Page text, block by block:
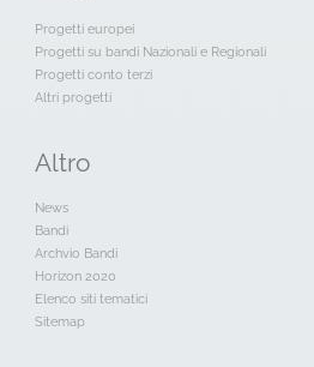
Progetti europei
Progetti su bandi Nazionali e Regionali
Progetti conto terzi
Altri progetti
Altro
News
Bandi
Archvio Bandi
Horizon 2020
Elenco siti tematici
Sitemap